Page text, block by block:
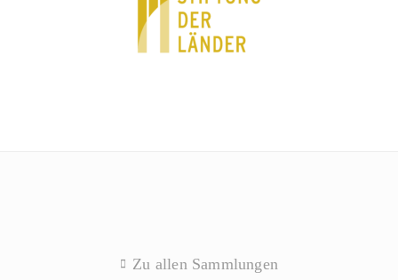
Zu allen Sammlungen